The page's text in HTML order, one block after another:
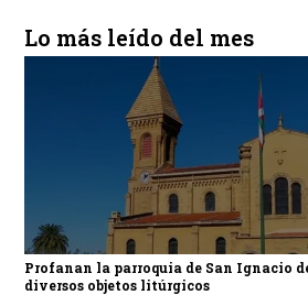
Lo más leído del mes
Profanan la parroquia de San Ignacio
diversos objetos litúrgicos